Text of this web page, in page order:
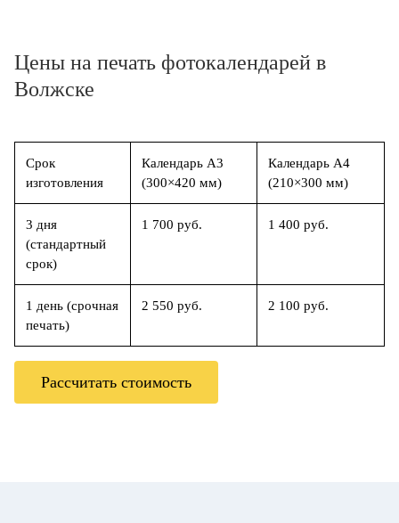
Цены на печать фотокалендарей в
Волжске
Срок
изготовления
Календарь А3
(300×420 мм)
Календарь А4
(210×300 мм)
3 дня
(стандартный
срок)
1 700 руб. 1 400 руб.
1 день (срочная
печать)
2 550 руб. 2 100 руб.
Рассчитать стоимость